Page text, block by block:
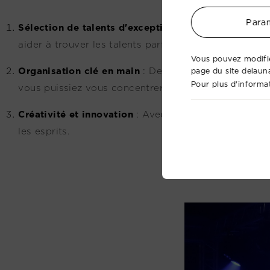
Sélection de talents d'exception
Nous
aider à trouver les talents parfaits pour votre
Organisation clé en main: De la planification
vous puissiez vous concentrer sur l'essentiel :
Créativité et innovation: Avec notre approche
les esprits.
Vous pouvez
page du site
Pour plus